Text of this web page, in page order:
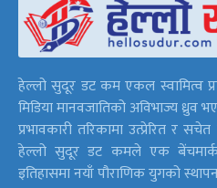
हेल्लो सुदूर डट कम एकल स्वामित्व
मिडिया मानवजातिको अविभाज्य
प्रभावकारी तरिकामा उत्प्रेरित र
हेल्लो सुदूर डट कमले एक बेंचमार्क
इतिहासमा नयाँ पौराणिक युगको